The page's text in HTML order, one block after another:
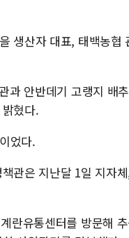
생산자 대표, 태백농협
과 안반데기 고랭지 배
혔다.
었다.
관은 지난달 1일 지자
란유통센터를 방문해